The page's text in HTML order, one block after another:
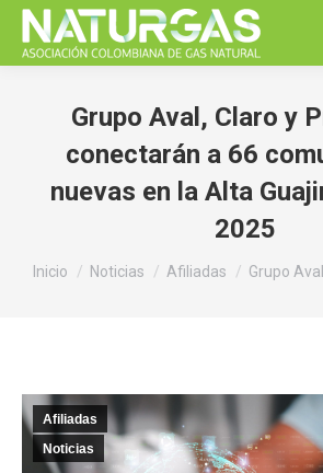
Grupo Aval, Claro y
conectarán a 66
nuevas en la Alta
2025
Estás aquí:
Inicio Noticias Afiliadas Grupo
Afiliadas
Noticias